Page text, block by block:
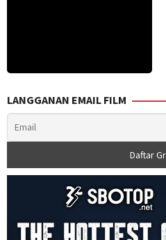
LANGGANAN EMAIL FILM